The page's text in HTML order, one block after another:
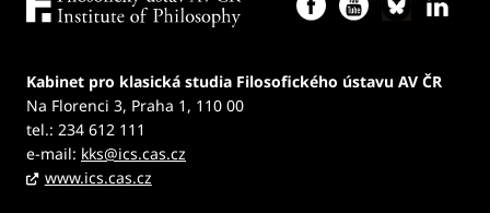
Kabinet pro klasická studia Filosofického ústavu AV ČR
Na Florenci 3, Praha 1, 110 00
tel.: 234 612 111
e-mail: kks@ics.cas.cz
www.ics.cas.cz